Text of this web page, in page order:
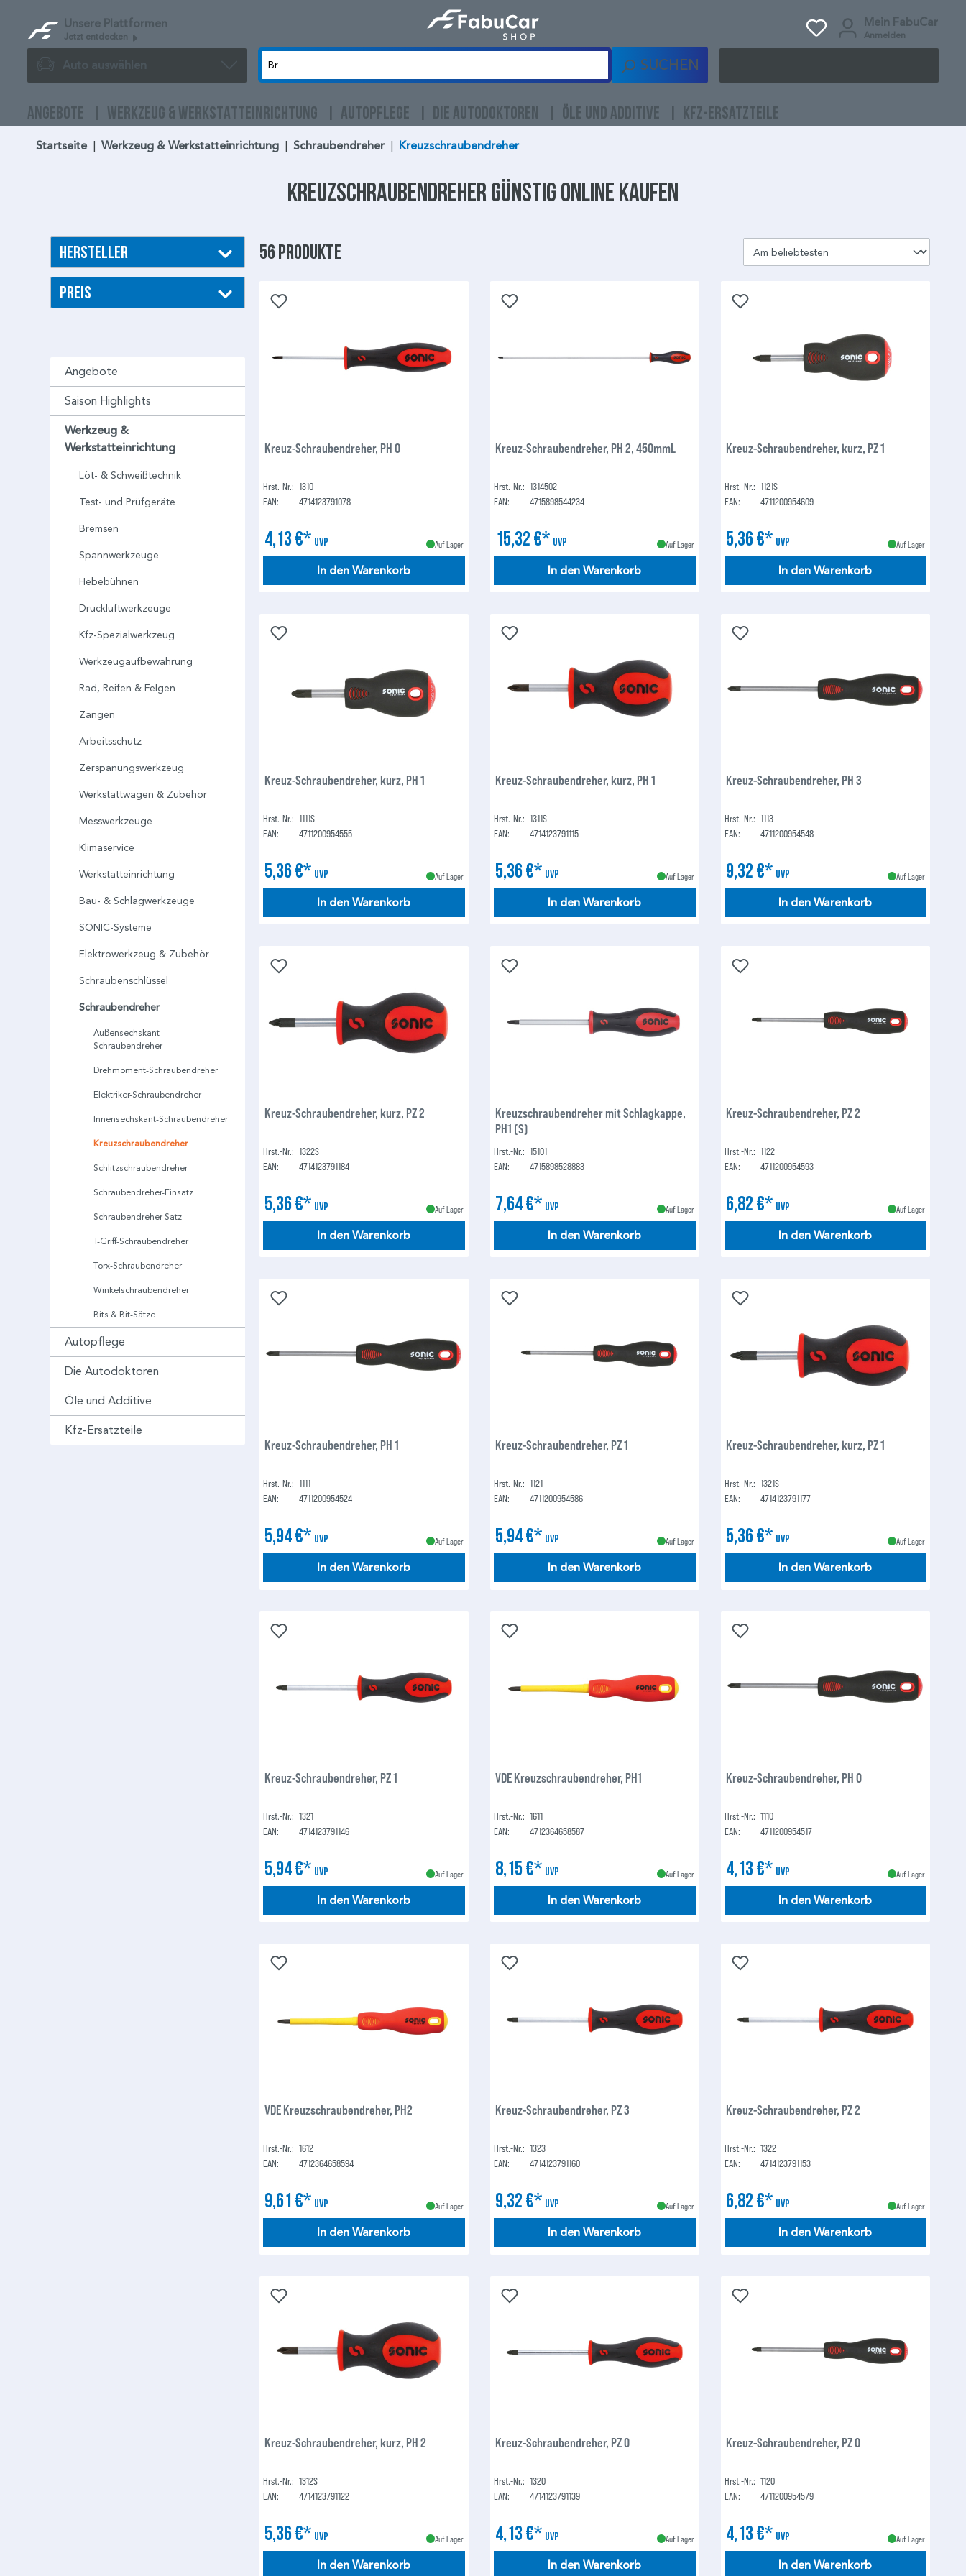
Unsere Plattformen
Jetzt entdecken
Mein FabuCar
Anmelden
Auto auswählen SUCHEN
ANGEBOTE WERKZEUG & WERKSTATTEINRICHTUNG AUTOPFLEGE DIE AUTODOKTOREN ÖLE UND ADDITIVE KFZ-ERSATZTEILE
Startseite Werkzeug & Werkstatteinrichtung Schraubendreher Kreuzschraubendreher
Kreuzschraubendreher günstig online kaufen
Hersteller
Preis
Angebote
Saison Highlights
Werkzeug &
Werkstatteinrichtung
Löt- & Schweißtechnik
Test- und Prüfgeräte
Bremsen
Spannwerkzeuge
Hebebühnen
Druckluftwerkzeuge
Kfz-Spezialwerkzeug
Werkzeugaufbewahrung
Rad, Reifen & Felgen
Zangen
Arbeitsschutz
Zerspanungswerkzeug
Werkstattwagen & Zubehör
Messwerkzeuge
Klimaservice
Werkstatteinrichtung
Bau- & Schlagwerkzeuge
SONIC-Systeme
Elektrowerkzeug & Zubehör
Schraubenschlüssel
Schraubendreher
Außensechskant-
Schraubendreher
Drehmoment-Schraubendreher
Elektriker-Schraubendreher
Innensechskant-Schraubendreher
Kreuzschraubendreher
Schlitzschraubendreher
Schraubendreher-Einsatz
Schraubendreher-Satz
T-Griff-Schraubendreher
Torx-Schraubendreher
Winkelschraubendreher
Bits & Bit-Sätze
Autopflege
Die Autodoktoren
Öle und Additive
Kfz-Ersatzteile
56 Produkte
Kreuz-Schraubendreher, PH 0
Hrst.-Nr.: 1310
EAN:
4714123791078
4,13 €* UVP Auf Lager
In den Warenkorb
Kreuz-Schraubendreher, PH 2, 450mmL
Hrst.-Nr.: 1314502
EAN:
4715898544234
15,32 €* UVP Auf Lager
In den Warenkorb
Kreuz-Schraubendreher, kurz, PZ 1
Hrst.-Nr.: 1121S
EAN:
4711200954609
5,36 €* UVP Auf Lager
In den Warenkorb
Kreuz-Schraubendreher, kurz, PH 1
Hrst.-Nr.: 1111S
EAN:
4711200954555
5,36 €* UVP Auf Lager
In den Warenkorb
Kreuz-Schraubendreher, kurz, PH 1
Hrst.-Nr.: 1311S
EAN:
4714123791115
5,36 €* UVP Auf Lager
In den Warenkorb
Kreuz-Schraubendreher, PH 3
Hrst.-Nr.: 1113
EAN:
4711200954548
9,32 €* UVP Auf Lager
In den Warenkorb
Kreuz-Schraubendreher, kurz, PZ 2
Hrst.-Nr.: 1322S
EAN:
4714123791184
5,36 €* UVP Auf Lager
In den Warenkorb
Kreuzschraubendreher mit Schlagkappe,
PH1 (S)
Hrst.-Nr.: 15101
EAN:
4715898528883
7,64 €* UVP Auf Lager
In den Warenkorb
Kreuz-Schraubendreher, PZ 2
Hrst.-Nr.: 1122
EAN:
4711200954593
6,82 €* UVP Auf Lager
In den Warenkorb
Kreuz-Schraubendreher, PH 1
Hrst.-Nr.: 1111
EAN:
4711200954524
5,94 €* UVP Auf Lager
In den Warenkorb
Kreuz-Schraubendreher, PZ 1
Hrst.-Nr.: 1121
EAN:
4711200954586
5,94 €* UVP Auf Lager
In den Warenkorb
Kreuz-Schraubendreher, kurz, PZ 1
Hrst.-Nr.: 1321S
EAN:
4714123791177
5,36 €* UVP Auf Lager
In den Warenkorb
Kreuz-Schraubendreher, PZ 1
Hrst.-Nr.: 1321
EAN:
4714123791146
5,94 €* UVP Auf Lager
In den Warenkorb
VDE Kreuzschraubendreher, PH1
Hrst.-Nr.: 1611
EAN:
4712364658587
8,15 €* UVP Auf Lager
In den Warenkorb
Kreuz-Schraubendreher, PH 0
Hrst.-Nr.: 1110
EAN:
4711200954517
4,13 €* UVP Auf Lager
In den Warenkorb
VDE Kreuzschraubendreher, PH2
Hrst.-Nr.: 1612
EAN:
4712364658594
9,61 €* UVP Auf Lager
In den Warenkorb
Kreuz-Schraubendreher, PZ 3
Hrst.-Nr.: 1323
EAN:
4714123791160
9,32 €* UVP Auf Lager
In den Warenkorb
Kreuz-Schraubendreher, PZ 2
Hrst.-Nr.: 1322
EAN:
4714123791153
6,82 €* UVP Auf Lager
In den Warenkorb
Kreuz-Schraubendreher, kurz, PH 2
Hrst.-Nr.: 1312S
EAN:
4714123791122
5,36 €* UVP Auf Lager
In den Warenkorb
Kreuz-Schraubendreher, PZ 0
Hrst.-Nr.: 1320
EAN:
4714123791139
4,13 €* UVP Auf Lager
In den Warenkorb
Kreuz-Schraubendreher, PZ 0
Hrst.-Nr.: 1120
EAN:
4711200954579
4,13 €* UVP Auf Lager
In den Warenkorb